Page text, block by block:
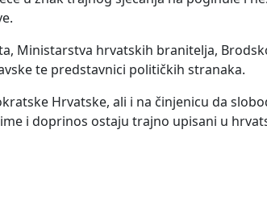
Ministarstva hrvatskih branitelja,
te predstavnici političkih stranaka.
Hrvatske, ali i na činjenicu da
i doprinos ostaju trajno upisani u